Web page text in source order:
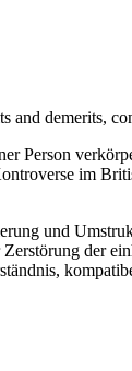
demerits,
Person
im
und
der